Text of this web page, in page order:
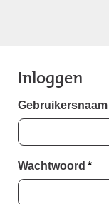
Inloggen
Gebruikersnaam
Wachtwoord *